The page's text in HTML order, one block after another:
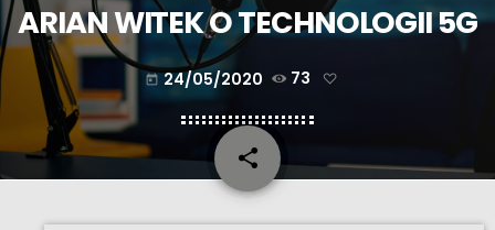
ARIAN WITEK O TECHNOLOGII 5G
today 24/05/2020 73
share
email